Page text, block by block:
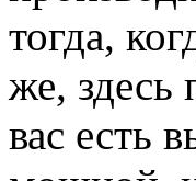
тогда,
же, здесь
вас есть